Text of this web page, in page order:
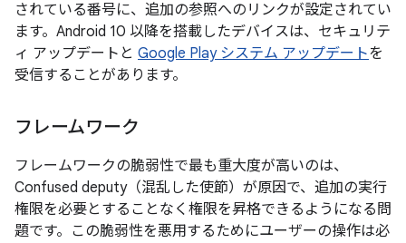
されている番号に、追加の参照へのリンクが設定されてい
ます。Android 10 以降を搭載したデバイスは、セキュリテ
ィ アップデートと Google Play システム アップデートを
受信することがあります。
フレームワーク
フレームワークの脆弱性で最も重大度が高いのは、
Confused deputy（混乱した使節）が原因で、追加の実行
権限を必要とすることなく権限を昇格できるようになる問
題です。この脆弱性を悪用するためにユーザーの操作は必